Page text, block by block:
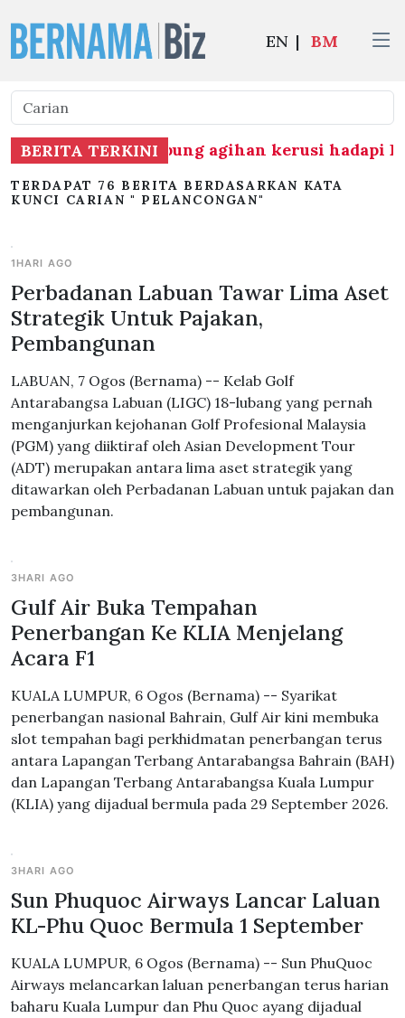
EN | BM
BERITA TERKINI
BN berhubung agihan kerusi hadapi
TERDAPAT 76 BERITA BERDASARKAN KATA
KUNCI CARIAN " PELANCONGAN"
1HARI AGO
Perbadanan Labuan Tawar Lima Aset
Strategik Untuk Pajakan,
Pembangunan
LABUAN, 7 Ogos (Bernama) -- Kelab Golf
Antarabangsa Labuan (LIGC) 18-lubang yang pernah
menganjurkan kejohanan Golf Profesional Malaysia
(PGM) yang diiktiraf oleh Asian Development Tour
(ADT) merupakan antara lima aset strategik yang
ditawarkan oleh Perbadanan Labuan untuk pajakan dan
pembangunan.
3HARI AGO
Gulf Air Buka Tempahan
Penerbangan Ke KLIA Menjelang
Acara F1
KUALA LUMPUR, 6 Ogos (Bernama) -- Syarikat
penerbangan nasional Bahrain, Gulf Air kini membuka
slot tempahan bagi perkhidmatan penerbangan terus
antara Lapangan Terbang Antarabangsa Bahrain (BAH)
dan Lapangan Terbang Antarabangsa Kuala Lumpur
(KLIA) yang dijadual bermula pada 29 September 2026.
3HARI AGO
Sun Phuquoc Airways Lancar Laluan
KL-Phu Quoc Bermula 1 September
KUALA LUMPUR, 6 Ogos (Bernama) -- Sun PhuQuoc
Airways melancarkan laluan penerbangan terus harian
baharu Kuala Lumpur dan Phu Quoc ayang dijadual